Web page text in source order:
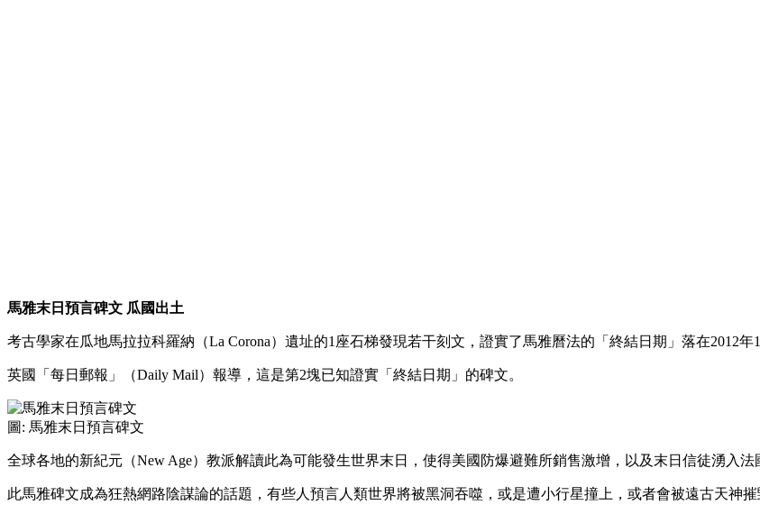
馬雅末日預言碑文 瓜國出土
考古學家在瓜地馬拉拉科羅納（La Corona）遺址的1座石梯發現若干刻文，證實了馬雅曆法的「終結日期」落在2012年
英國「每日郵報」（Daily Mail）報導，這是第2塊已知證實「終結日期」的碑文。
圖: 馬雅末日預言碑文
全球各地的新紀元（New Age）教派解讀此為可能發生世界末日，使得美國防爆避難所銷售激增，以及末日信徒湧入法
此馬雅碑文成為狂熱網路陰謀論的話題，有些人預言人類世界將被黑洞吞噬，或是遭小行星撞上，或者會被遠古天神摧